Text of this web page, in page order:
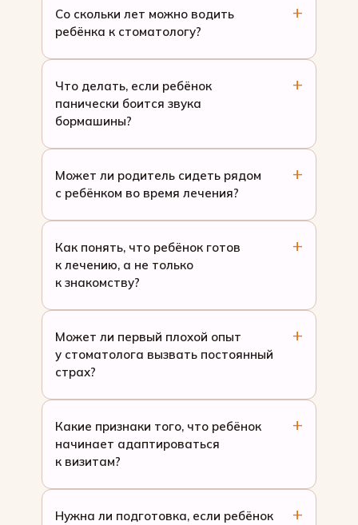
Со скольки лет можно водить
ребёнка к стоматологу?
Что делать, если ребёнок
панически боится звука
бормашины?
Может ли родитель сидеть рядом
с ребёнком во время лечения?
Как понять, что ребёнок готов
к лечению, а не только
к знакомству?
Может ли первый плохой опыт
у стоматолога вызвать постоянный
страх?
Какие признаки того, что ребёнок
начинает адаптироваться
к визитам?
Нужна ли подготовка, если ребёнок